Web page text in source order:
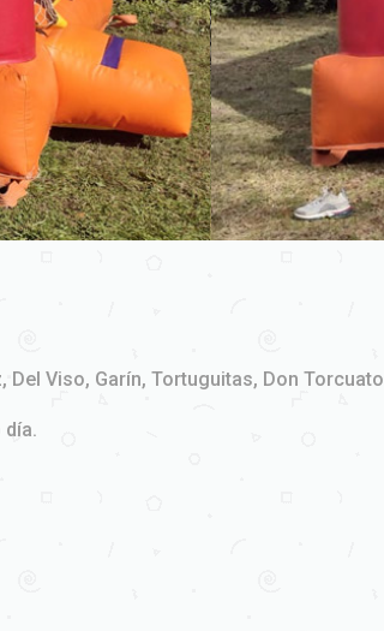
Del Viso, Garín, Tortuguitas, Don Torcuato